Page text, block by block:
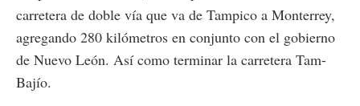
carretera de doble vía que va de Tampico a Monterrey,
agregando 280 kilómetros en conjunto con el gobierno
de Nuevo León. Así como terminar la carretera Tam-
Bajío.